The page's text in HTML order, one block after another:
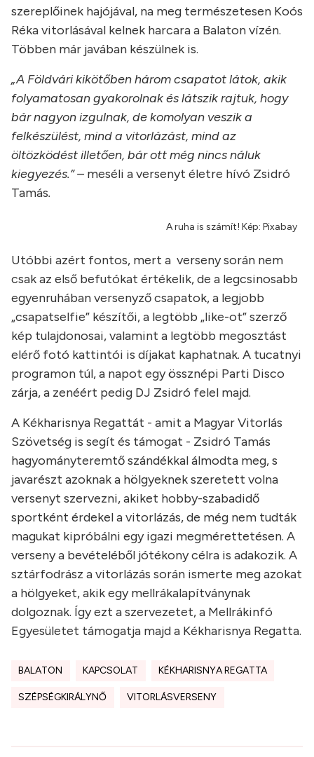
szereplőinek hajójával, na meg természetesen Koós
Réka vitorlásával kelnek harcara a Balaton vízén.
Többen már javában készülnek is.
„A Földvári kikötőben három csapatot látok, akik
folyamatosan gyakorolnak és látszik rajtuk, hogy
bár nagyon izgulnak, de komolyan veszik a
felkészülést, mind a vitorlázást, mind az
öltözködést illetően, bár ott még nincs náluk
kiegyezés.” – meséli a versenyt életre hívó Zsidró
Tamás.
A ruha is számít! Kép: Pixabay
Utóbbi azért fontos, mert a verseny során nem
csak az első befutókat értékelik, de a legcsinosabb
egyenruhában versenyző csapatok, a legjobb
„csapatselfie” készítői, a legtöbb „like-ot” szerző
kép tulajdonosai, valamint a legtöbb megosztást
elérő fotó kattintói is díjakat kaphatnak. A tucatnyi
programon túl, a napot egy össznépi Parti Disco
zárja, a zenéért pedig DJ Zsidró felel majd.
A Kékharisnya Regattát - amit a Magyar Vitorlás
Szövetség is segít és támogat - Zsidró Tamás
hagyományteremtő szándékkal álmodta meg, s
javarészt azoknak a hölgyeknek szeretett volna
versenyt szervezni, akiket hobby-szabadidő
sportként érdekel a vitorlázás, de még nem tudták
magukat kipróbálni egy igazi megmérettetésen. A
verseny a bevételéből jótékony célra is adakozik. A
sztárfodrász a vitorlázás során ismerte meg azokat
a hölgyeket, akik egy mellrákalapítványnak
dolgoznak. Így ezt a szervezetet, a Mellrákinfó
Egyesületet támogatja majd a Kékharisnya Regatta.
BALATON KAPCSOLAT KÉKHARISNYA REGATTA
SZÉPSÉGKIRÁLYNŐ VITORLÁSVERSENY